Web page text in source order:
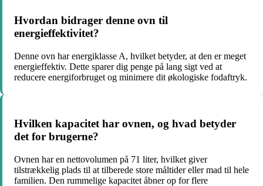
Hvordan bidrager denne ovn til
energieffektivitet?
Denne ovn har energiklasse A, hvilket betyder, at den er meget
energieffektiv. Dette sparer dig penge på lang sigt ved at
reducere energiforbruget og minimere dit økologiske fodaftryk.
Hvilken kapacitet har ovnen, og hvad betyder
det for brugerne?
Ovnen har en nettovolumen på 71 liter, hvilket giver
tilstrækkelig plads til at tilberede store måltider eller mad til hele
familien. Den rummelige kapacitet åbner op for flere